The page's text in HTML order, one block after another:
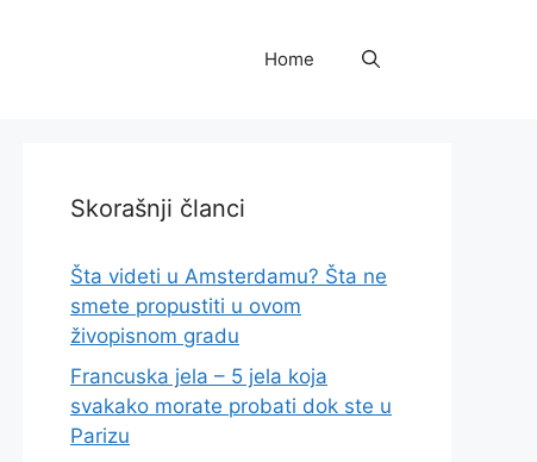
Home
Skorašnji članci
Šta videti u Amsterdamu? Šta ne
smete propustiti u ovom
živopisnom gradu
Francuska jela – 5 jela koja
svakako morate probati dok ste u
Parizu